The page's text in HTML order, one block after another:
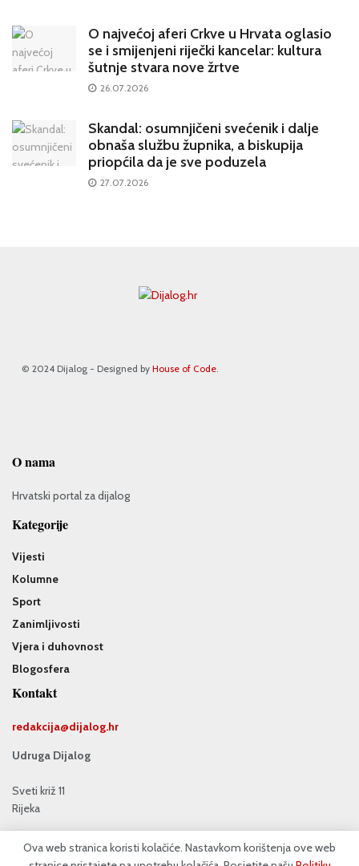
O najvećoj aferi Crkve u Hrvata oglasio
se i smijenjeni riječki kancelar: kultura
šutnje stvara nove žrtve
26.07.2026
Skandal: osumnjičeni svećenik i dalje
obnaša službu župnika, a biskupija
priopćila da je sve poduzela
27.07.2026
© 2024 Dijalog - Designed by House of Code.
O nama
Hrvatski portal za dijalog
Kategorije
Vijesti
Kolumne
Sport
Zanimljivosti
Vjera i duhovnost
Blogosfera
Kontakt
redakcija@dijalog.hr
Udruga Dijalog
Sveti križ 11
Rijeka
Oglašavanje
Doniraj
Ova web stranica koristi kolačiće. Nastavkom korištenja ove web